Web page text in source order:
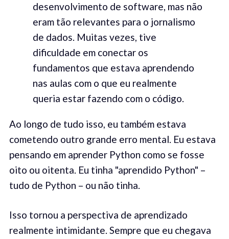
desenvolvimento de software, mas não
eram tão relevantes para o jornalismo
de dados. Muitas vezes, tive
dificuldade em conectar os
fundamentos que estava aprendendo
nas aulas com o que eu realmente
queria estar fazendo com o código.
Ao longo de tudo isso, eu também estava
cometendo outro grande erro mental. Eu estava
pensando em aprender Python como se fosse
oito ou oitenta. Eu tinha "aprendido Python" –
tudo de Python – ou não tinha.
Isso tornou a perspectiva de aprendizado
realmente intimidante. Sempre que eu chegava